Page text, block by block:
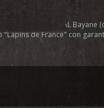
gama libre) y AL Bayane
de France" con